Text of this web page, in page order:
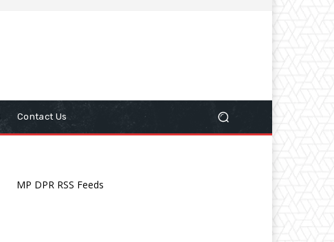
Contact Us
MP DPR RSS Feeds